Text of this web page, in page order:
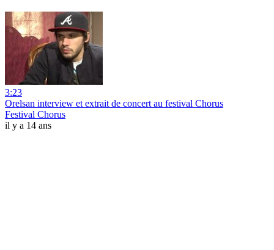
3:23
Orelsan interview et extrait de concert au festival Chorus
Festival Chorus
il y a 14 ans